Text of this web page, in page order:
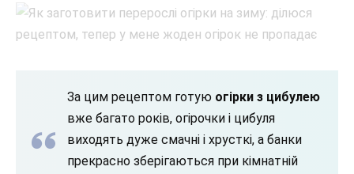
За цим рецептом готую огірки з цибулею
вже багато років, огірочки і цибуля
виходять дуже смачні і хрусткі, а банки
прекрасно зберігаються при кімнатній